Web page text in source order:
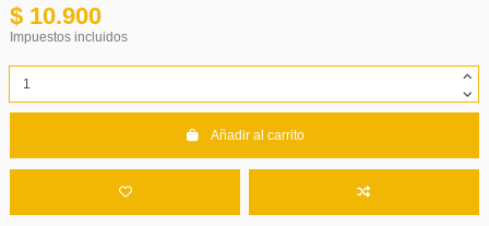
$ 10.900
Impuestos incluidos
Añadir al carrito